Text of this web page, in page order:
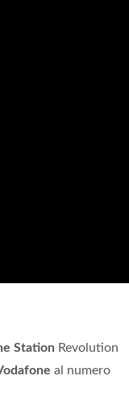
Station Revolution
al numero